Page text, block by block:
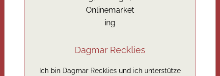
Dagmar Recklies
Ich bin Dagmar Recklies und ich unterstütze